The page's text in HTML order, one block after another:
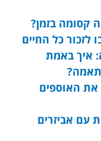
קסומה בזמן?
לזכור כל החיים
איך באמת
את האוספים
עם אביזרים